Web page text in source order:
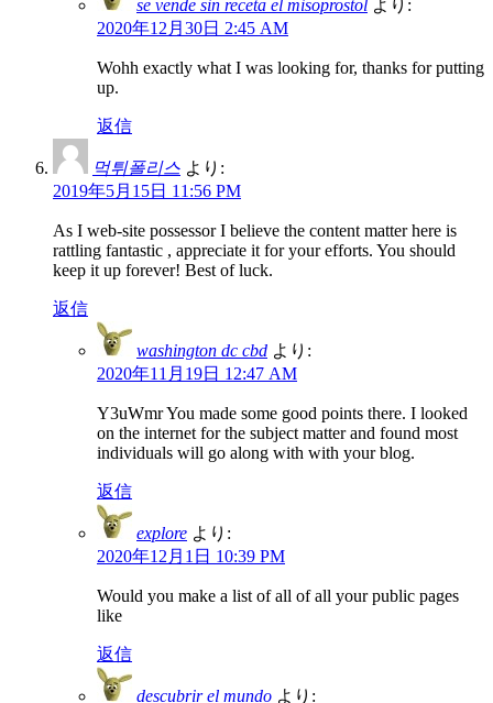
se vende sin receta el misoprostol より:
2020年12月30日 2:45 AM
Wohh exactly what I was looking for, thanks for putting
up.
返信
먹튀폴리스 より:
2019年5月15日 11:56 PM
As I web-site possessor I believe the content matter here is
rattling fantastic , appreciate it for your efforts. You should
keep it up forever! Best of luck.
返信
washington dc cbd より:
2020年11月19日 12:47 AM
Y3uWmr You made some good points there. I looked
on the internet for the subject matter and found most
individuals will go along with with your blog.
返信
explore より:
2020年12月1日 10:39 PM
Would you make a list of all of all your public pages
like
返信
descubrir el mundo より: